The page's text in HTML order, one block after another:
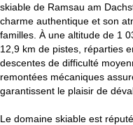
skiable de Ramsau am
charme authentique et son
familles. À une altitude de 1
12,9 km de pistes, réparties
descentes de difficulté
remontées mécaniques
garantissent le plaisir de
Le domaine skiable est